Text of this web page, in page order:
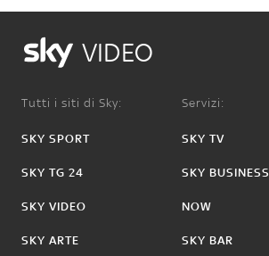
VIDEO
Tutti i siti di Sky:
SKY SPORT
SKY TG 24
SKY VIDEO
SKY ARTE
Servizi:
SKY TV
SKY BUSINESS
NOW
SKY BAR